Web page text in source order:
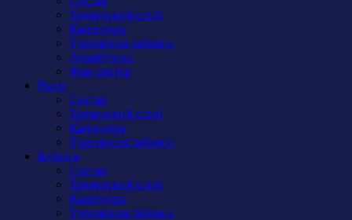
Тренерский штаб
Календарь
Турнирная таблица
Атрибутика
Фан-сектор
Рыси
Состав
Тренерский штаб
Календарь
Турнирная таблица
Бирюса
Состав
Тренерский штаб
Календарь
Турнирная таблица